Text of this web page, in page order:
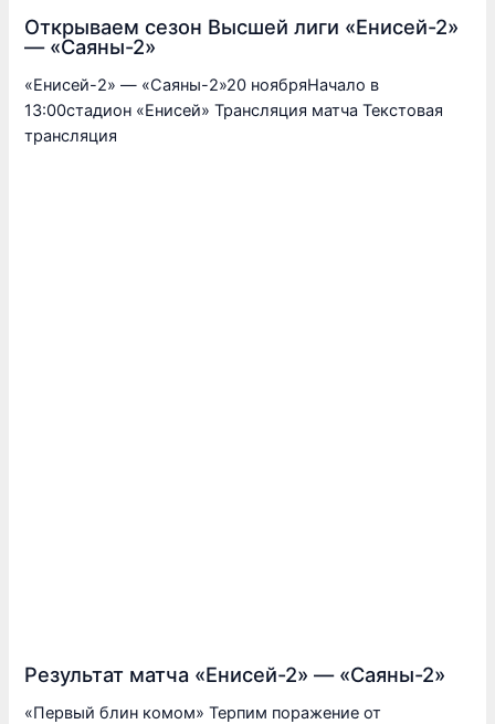
Открываем сезон Высшей лиги «Енисей-2»
— «Саяны-2»
«Енисей-2» — «Саяны-2»20 ноябряНачало в
13:00стадион «Енисей» Трансляция матча Текстовая
трансляция
Результат матча «Енисей-2» — «Саяны-2»
«Первый блин комом» Терпим поражение от